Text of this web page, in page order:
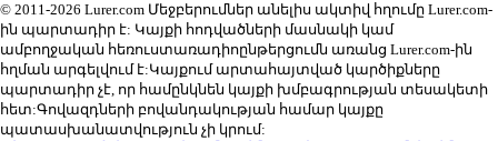
© 2011-2026 Lurer.com Մեջբերումներ անելիս ակտիվ հղումը Lurer.com-
ին պարտադիր է: Կայքի հոդվածների մասնակի կամ
ամբողջական հեռուստառադիոընթերցումն առանց Lurer.com-ին
հղման արգելվում է:Կայքում արտահայտված կարծիքները
պարտադիր չէ, որ համընկնեն կայքի խմբագրության տեսակետի
հետ:Գովազդների բովանդակության համար կայքը
պատասխանատվություն չի կրում: